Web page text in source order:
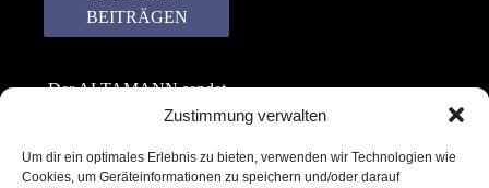
Zustimmung verwalten
Um dir ein optimales Erlebnis zu bieten, verwenden wir Technologien wie
Cookies, um Geräteinformationen zu speichern und/oder darauf
Der ALTAMANN sendet
keinen Spam! Er gibt
weiter. Erfahre mehr in